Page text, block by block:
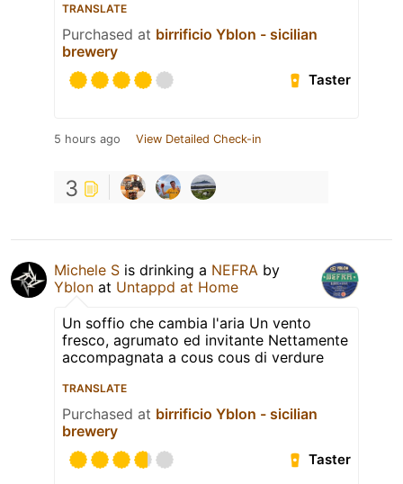
TRANSLATE
Purchased at birrificio Yblon - sicilian
brewery
Taster
5 hours ago View Detailed Check-in
3
Michele S is drinking a NEFRA by
Yblon at Untappd at Home
Un soffio che cambia l'aria Un vento
fresco, agrumato ed invitante Nettamente
accompagnata a cous cous di verdure
TRANSLATE
Purchased at birrificio Yblon - sicilian
brewery
Taster